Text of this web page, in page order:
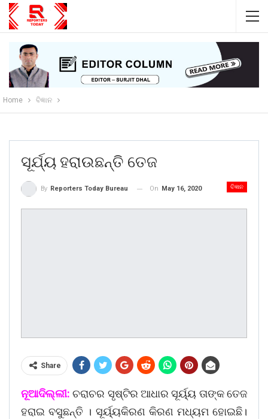
Home ବିଜ୍ଞାନ
ସୂର୍ଯ୍ୟ ହରାଉଛନ୍ତି ତେଜ
ବିଜ୍ଞାନ
By Reporters Today Bureau On May 16, 2020
Share
ନୂଆଦିଲ୍ଲୀ: ଚରାଚର ସୃଷ୍ଟିର ଆଧାର ସୂର୍ୟ୍ୟ ତାଙ୍କ ତେଜ
ହରାଇ ବସୁଛନ୍ତି । ସୂର୍ୟ୍ୟକିରଣ କିରଣ ମଧ୍ୟମ ହୋଇଛି।